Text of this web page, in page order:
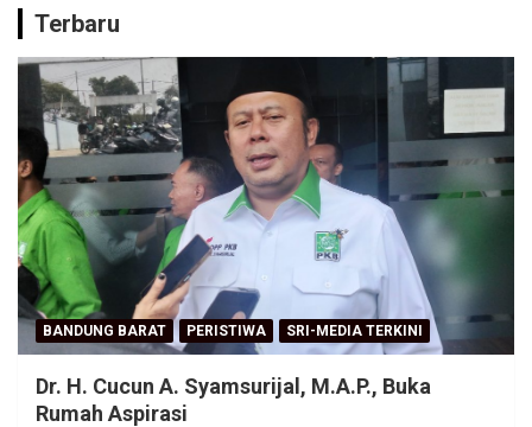
Terbaru
BANDUNG BARAT PERISTIWA SRI-MEDIA TERKINI
Dr. H. Cucun A. Syamsurijal, M.A.P., Buka
Rumah Aspirasi